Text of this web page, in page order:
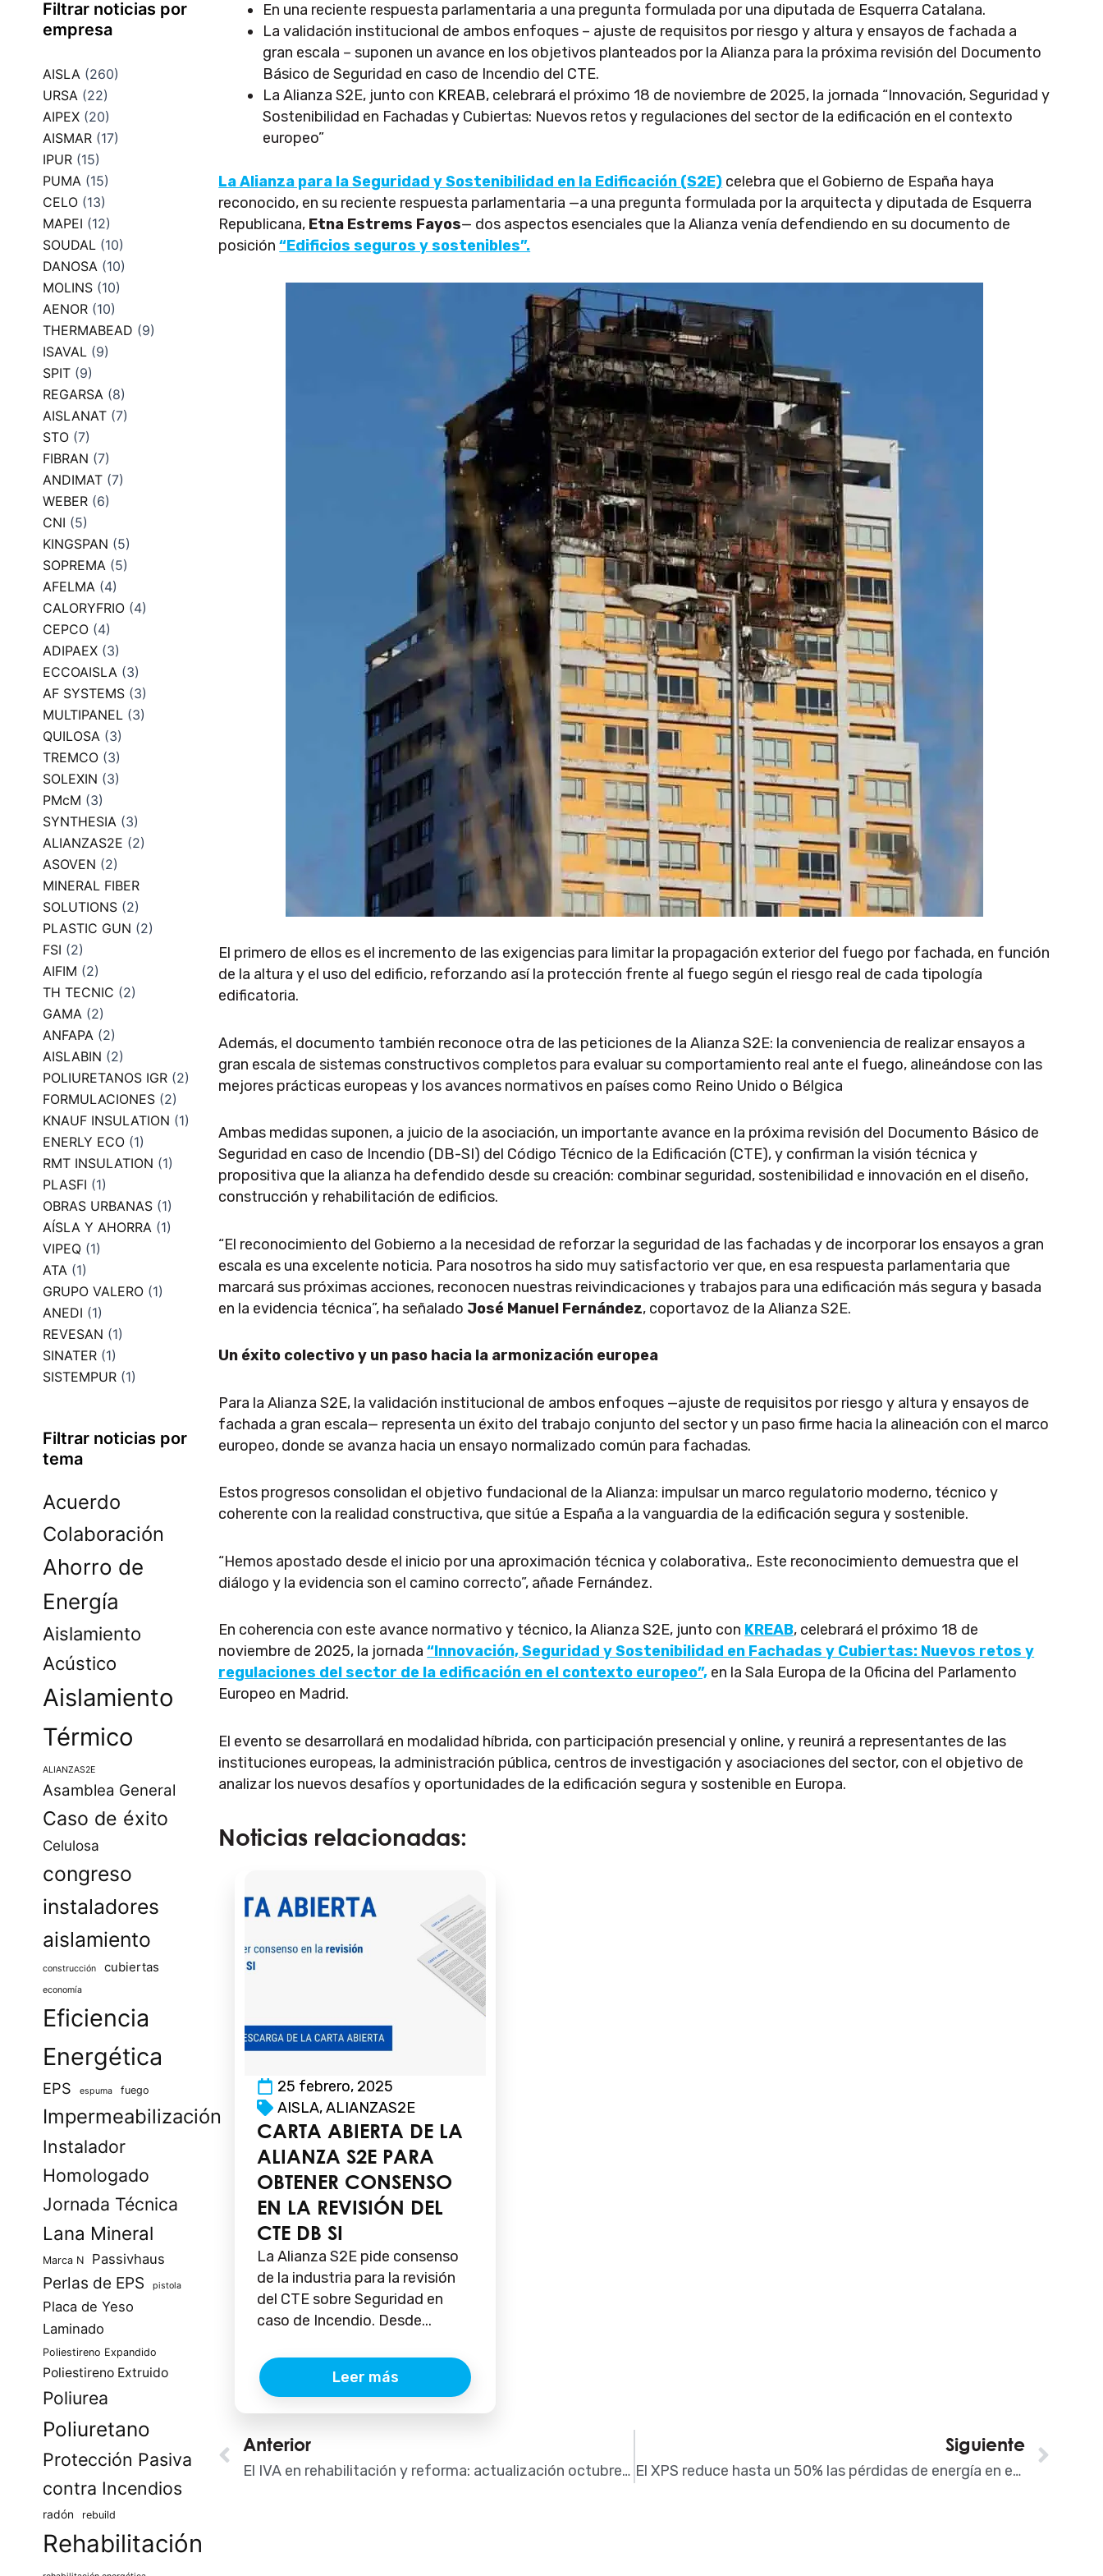
Filtrar noticias por
empresa
AISLA (260)
URSA (22)
AIPEX (20)
AISMAR (17)
IPUR (15)
PUMA (15)
CELO (13)
MAPEI (12)
SOUDAL (10)
DANOSA (10)
MOLINS (10)
AENOR (10)
THERMABEAD (9)
ISAVAL (9)
SPIT (9)
REGARSA (8)
AISLANAT (7)
STO (7)
FIBRAN (7)
ANDIMAT (7)
WEBER (6)
CNI (5)
KINGSPAN (5)
SOPREMA (5)
AFELMA (4)
CALORYFRIO (4)
CEPCO (4)
ADIPAEX (3)
ECCOAISLA (3)
AF SYSTEMS (3)
MULTIPANEL (3)
QUILOSA (3)
TREMCO (3)
SOLEXIN (3)
PMcM (3)
SYNTHESIA (3)
ALIANZAS2E (2)
ASOVEN (2)
MINERAL FIBER
SOLUTIONS (2)
PLASTIC GUN (2)
FSI (2)
AIFIM (2)
TH TECNIC (2)
GAMA (2)
ANFAPA (2)
AISLABIN (2)
POLIURETANOS IGR (2)
FORMULACIONES (2)
KNAUF INSULATION (1)
ENERLY ECO (1)
RMT INSULATION (1)
PLASFI (1)
OBRAS URBANAS (1)
AÍSLA Y AHORRA (1)
VIPEQ (1)
ATA (1)
GRUPO VALERO (1)
ANEDI (1)
REVESAN (1)
SINATER (1)
SISTEMPUR (1)
Filtrar noticias por
tema
Acuerdo
Colaboración
Ahorro de
Energía
Aislamiento
Acústico
Aislamiento
Térmico
ALIANZAS2E
Asamblea General
Caso de éxito
Celulosa
congreso
instaladores
aislamiento
construcción cubiertas
economía
Eficiencia
Energética
EPS espuma fuego
Impermeabilización
Instalador
Homologado
Jornada Técnica
Lana Mineral
Marca N Passivhaus
Perlas de EPS pistola
Placa de Yeso
Laminado
Poliestireno Expandido
Poliestireno Extruido
Poliurea
Poliuretano
Protección Pasiva
contra Incendios
radón rebuild
Rehabilitación
En una reciente respuesta parlamentaria a una pregunta formulada por una diputada de Esquerra Catalana.
La validación institucional de ambos enfoques – ajuste de requisitos por riesgo y altura y ensayos de fachada a
gran escala – suponen un avance en los objetivos planteados por la Alianza para la próxima revisión del Documento
Básico de Seguridad en caso de Incendio del CTE.
La Alianza S2E, junto con KREAB, celebrará el próximo 18 de noviembre de 2025, la jornada “Innovación, Seguridad y
Sostenibilidad en Fachadas y Cubiertas: Nuevos retos y regulaciones del sector de la edificación en el contexto
europeo”
La Alianza para la Seguridad y Sostenibilidad en la Edificación (S2E) celebra que el Gobierno de España haya
reconocido, en su reciente respuesta parlamentaria —a una pregunta formulada por la arquitecta y diputada de Esquerra
Republicana, Etna Estrems Fayos— dos aspectos esenciales que la Alianza venía defendiendo en su documento de
posición“Edificios seguros y sostenibles”.
El primero de ellos es el incremento de las exigencias para limitar la propagación exterior del fuego por fachada, en función
de la altura y el uso del edificio, reforzando así la protección frente al fuego según el riesgo real de cada tipología
edificatoria.
Además, el documento también reconoce otra de las peticiones de la Alianza S2E: la conveniencia de realizar ensayos a
gran escala de sistemas constructivos completos para evaluar su comportamiento real ante el fuego, alineándose con las
mejores prácticas europeas y los avances normativos en países como Reino Unido o Bélgica
Ambas medidas suponen, a juicio de la asociación, un importante avance en la próxima revisión del Documento Básico de
Seguridad en caso de Incendio (DB-SI) del Código Técnico de la Edificación (CTE), y confirman la visión técnica y
propositiva que la alianza ha defendido desde su creación: combinar seguridad, sostenibilidad e innovación en el diseño,
construcción y rehabilitación de edificios.
“El reconocimiento del Gobierno a la necesidad de reforzar la seguridad de las fachadas y de incorporar los ensayos a gran
escala es una excelente noticia. Para nosotros ha sido muy satisfactorio ver que, en esa respuesta parlamentaria que
marcará sus próximas acciones, reconocen nuestras reivindicaciones y trabajos para una edificación más segura y basada
en la evidencia técnica”, ha señalado José Manuel Fernández, coportavoz de la Alianza S2E.
Un éxito colectivo y un paso hacia la armonización europea
Para la Alianza S2E, la validación institucional de ambos enfoques —ajuste de requisitos por riesgo y altura y ensayos de
fachada a gran escala— representa un éxito del trabajo conjunto del sector y un paso firme hacia la alineación con el marco
europeo, donde se avanza hacia un ensayo normalizado común para fachadas.
Estos progresos consolidan el objetivo fundacional de la Alianza: impulsar un marco regulatorio moderno, técnico y
coherente con la realidad constructiva, que sitúe a España a la vanguardia de la edificación segura y sostenible.
“Hemos apostado desde el inicio por una aproximación técnica y colaborativa,. Este reconocimiento demuestra que el
diálogo y la evidencia son el camino correcto”, añade Fernández.
En coherencia con este avance normativo y técnico, la Alianza S2E, junto con KREAB, celebrará el próximo 18 de
noviembre de 2025, la jornada“Innovación, Seguridad y Sostenibilidad en Fachadas y Cubiertas: Nuevos retos y
regulaciones del sector de la edificación en el contexto europeo”, en la Sala Europa de la Oficina del Parlamento
Europeo en Madrid.
El evento se desarrollará en modalidad híbrida, con participación presencial y online, y reunirá a representantes de las
instituciones europeas, la administración pública, centros de investigación y asociaciones del sector, con el objetivo de
analizar los nuevos desafíos y oportunidades de la edificación segura y sostenible en Europa.
Noticias relacionadas:
25 febrero, 2025
AISLA,ALIANZAS2E
CARTA ABIERTA DE LA
ALIANZA S2E PARA
OBTENER CONSENSO
EN LA REVISIÓN DEL
CTE DB SI
La Alianza S2E pide consenso
de la industria para la revisión
del CTE sobre Seguridad en
caso de Incendio. Desde...
Leer más
Ant
Anterior
El IVA en rehabilitación y reforma: actualización octubre 2025
Siguiente
El XPS reduce hasta un 50% las pérdidas de energía en edificios históricos, según AIPEX